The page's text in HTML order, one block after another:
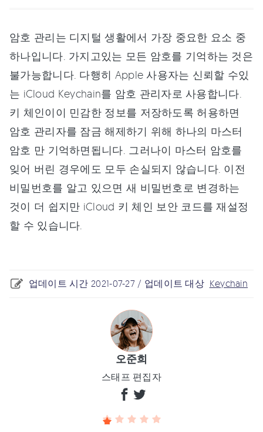
암호 관리는 디지털 생활에서 가장 중요한 요소 중
하나입니다. 가지고있는 모든 암호를 기억하는 것은
불가능합니다. 다행히 Apple 사용자는 신뢰할 수있
는 iCloud Keychain를 암호 관리자로 사용합니다.
키 체인이이 민감한 정보를 저장하도록 허용하면
암호 관리자를 잠금 해제하기 위해 하나의 마스터
암호 만 기억하면됩니다. 그러나이 마스터 암호를
잊어 버린 경우에도 모두 손실되지 않습니다. 이전
비밀번호를 알고 있으면 새 비밀번호로 변경하는
것이 더 쉽지만 iCloud 키 체인 보안 코드를 재설정
할 수 있습니다.
업데이트 시간 2021-07-27 / 업데이트 대상 Keychain
오준희
스태프 편집자